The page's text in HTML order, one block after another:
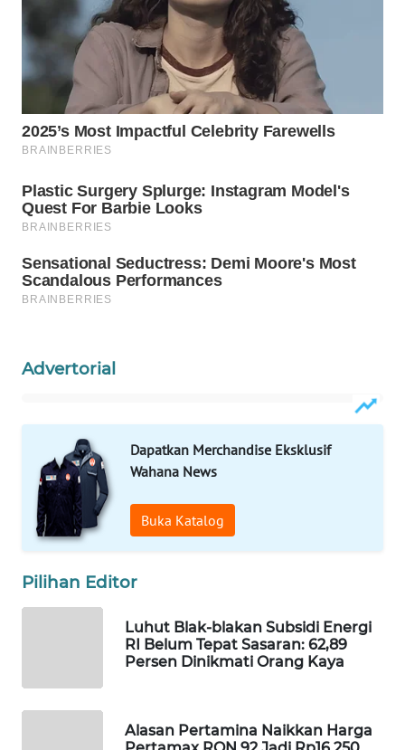
Advertorial
Dapatkan Merchandise Eksklusif
Wahana News
Buka Katalog
Pilihan Editor
Luhut Blak-blakan Subsidi Energi
RI Belum Tepat Sasaran: 62,89
Persen Dinikmati Orang Kaya
Alasan Pertamina Naikkan Harga
WAHANA
INFRASTRUKTUR
WAHANA
KONSUMEN
WAHANA
LISTRIK
WAHANA
TRAVEL
WAHANA
TV
ID
CO ID
WAHANANEWS
NET
WAHANA
WAHANA
SELEB